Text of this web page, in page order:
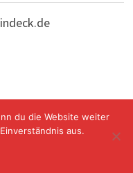
präsentiert von
du die Website weiter
aus.